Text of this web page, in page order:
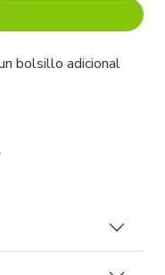
bolsillo adicional